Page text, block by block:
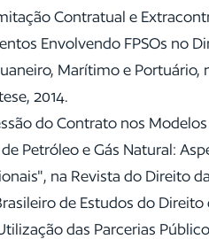
Contratual e
Envolvendo FPSOs no
Marítimo e Portuário,
2014.
do Contrato nos
Petróleo e Gás Natural:
na Revista do Direito
de Estudos do Direito
das Parcerias